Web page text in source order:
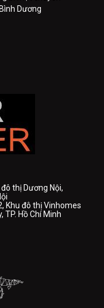
Dương
thị Dương Nội,
Khu đô thị Vinhomes
TP. Hồ Chí Minh